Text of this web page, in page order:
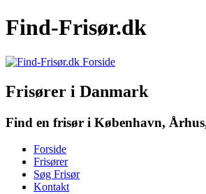
Find-Frisør.dk
Frisører i Danmark
Find en frisør i København,
Forside
Frisører
Søg Frisør
Kontakt